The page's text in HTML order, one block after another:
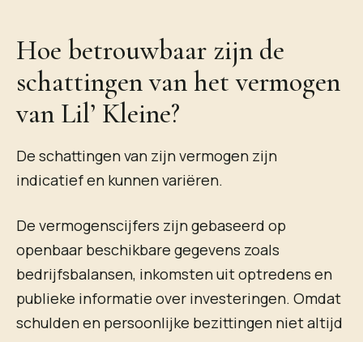
Hoe betrouwbaar zijn de
schattingen van het vermogen
van Lil’ Kleine?
De schattingen van zijn vermogen zijn
indicatief en kunnen variëren.
De vermogenscijfers zijn gebaseerd op
openbaar beschikbare gegevens zoals
bedrijfsbalansen, inkomsten uit optredens en
publieke informatie over investeringen. Omdat
schulden en persoonlijke bezittingen niet altijd